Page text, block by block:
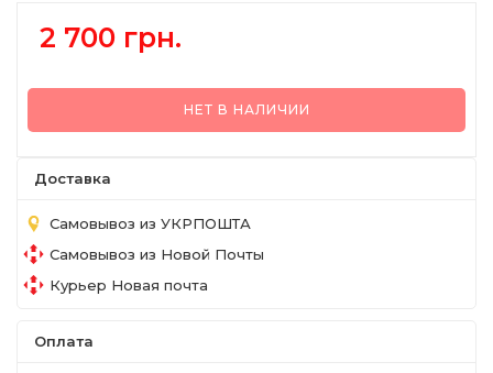
2 700 грн.
НЕТ В НАЛИЧИИ
Доставка
Самовывоз из УКРПОШТА
Самовывоз из Новой Почты
Курьер Новая почта
Оплата